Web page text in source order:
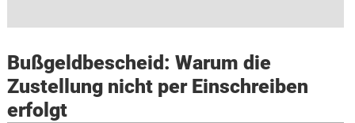
Bußgeldbescheid: Warum die
Zustellung nicht per Einschreiben
erfolgt